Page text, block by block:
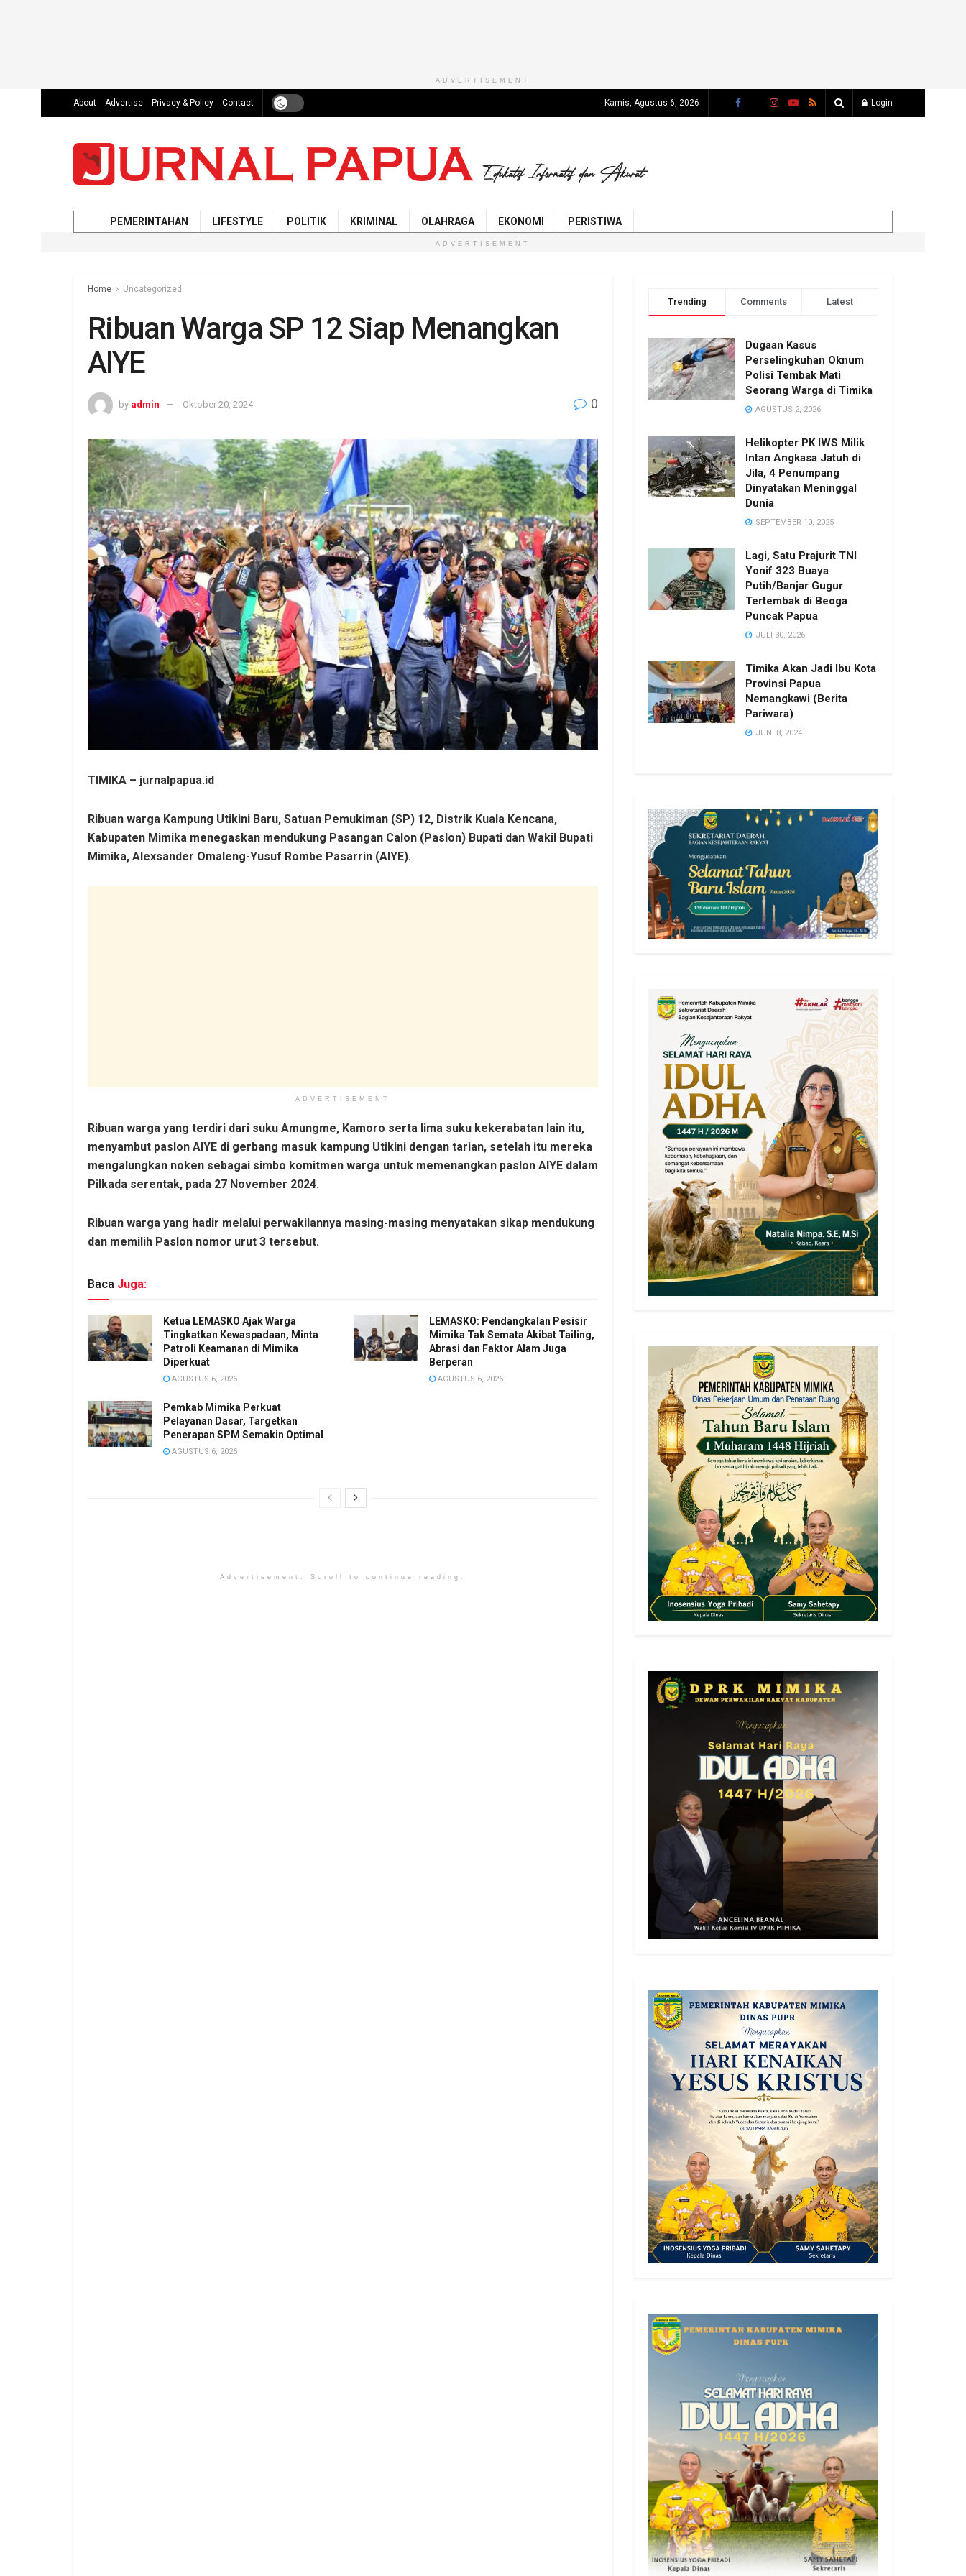
ADVERTISEMENT
About Advertise Privacy & Policy Contact Kamis, Agustus 6, 2026 Login
PEMERINTAHAN LIFESTYLE POLITIK KRIMINAL OLAHRAGA EKONOMI PERISTIWA
ADVERTISEMENT
Home Uncategorized
Ribuan Warga SP 12 Siap Menangkan
AIYE
by admin Oktober 20, 2024 0
TIMIKA – jurnalpapua.id
Ribuan warga Kampung Utikini Baru, Satuan Pemukiman (SP) 12, Distrik Kuala Kencana,
Kabupaten Mimika menegaskan mendukung Pasangan Calon (Paslon) Bupati dan Wakil Bupati
Mimika, Alexsander Omaleng-Yusuf Rombe Pasarrin (AIYE).
ADVERTISEMENT
Ribuan warga yang terdiri dari suku Amungme, Kamoro serta lima suku kekerabatan lain itu,
menyambut paslon AIYE di gerbang masuk kampung Utikini dengan tarian, setelah itu mereka
mengalungkan noken sebagai simbo komitmen warga untuk memenangkan paslon AIYE dalam
Pilkada serentak, pada 27 November 2024.
Ribuan warga yang hadir melalui perwakilannya masing-masing menyatakan sikap mendukung
dan memilih Paslon nomor urut 3 tersebut.
Baca Juga:
Ketua LEMASKO Ajak Warga
Tingkatkan Kewaspadaan, Minta
Patroli Keamanan di Mimika
Diperkuat
AGUSTUS 6, 2026
LEMASKO: Pendangkalan Pesisir
Mimika Tak Semata Akibat Tailing,
Abrasi dan Faktor Alam Juga
Berperan
AGUSTUS 6, 2026
Pemkab Mimika Perkuat
Pelayanan Dasar, Targetkan
Penerapan SPM Semakin Optimal
AGUSTUS 6, 2026
Advertisement. Scroll to continue reading.
Trending Comments Latest
Dugaan Kasus
Perselingkuhan Oknum
Polisi Tembak Mati
Seorang Warga di Timika
AGUSTUS 2, 2026
Helikopter PK IWS Milik
Intan Angkasa Jatuh di
Jila, 4 Penumpang
Dinyatakan Meninggal
Dunia
SEPTEMBER 10, 2025
Lagi, Satu Prajurit TNI
Yonif 323 Buaya
Putih/Banjar Gugur
Tertembak di Beoga
Puncak Papua
JULI 30, 2026
Timika Akan Jadi Ibu Kota
Provinsi Papua
Nemangkawi (Berita
Pariwara)
JUNI 8, 2024